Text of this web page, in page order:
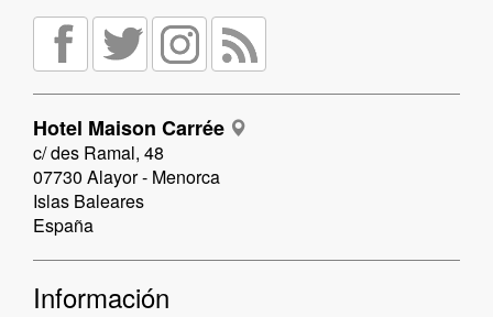
Hotel Maison Carrée
c/ des Ramal, 48
07730 Alayor - Menorca
Islas Baleares
España
Información